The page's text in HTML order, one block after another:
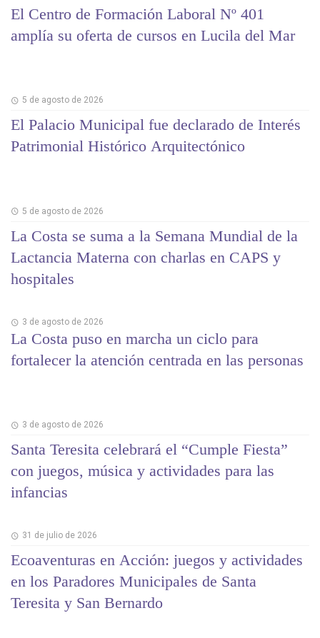
El Centro de Formación Laboral Nº 401
amplía su oferta de cursos en Lucila del Mar
5 de agosto de 2026
El Palacio Municipal fue declarado de Interés
Patrimonial Histórico Arquitectónico
5 de agosto de 2026
La Costa se suma a la Semana Mundial de la
Lactancia Materna con charlas en CAPS y
hospitales
3 de agosto de 2026
La Costa puso en marcha un ciclo para
fortalecer la atención centrada en las personas
3 de agosto de 2026
Santa Teresita celebrará el “Cumple Fiesta”
con juegos, música y actividades para las
infancias
31 de julio de 2026
Ecoaventuras en Acción: juegos y actividades
en los Paradores Municipales de Santa
Teresita y San Bernardo